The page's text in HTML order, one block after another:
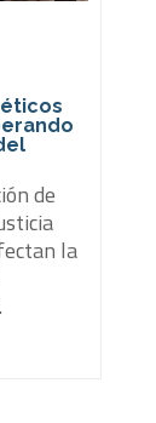
de
la